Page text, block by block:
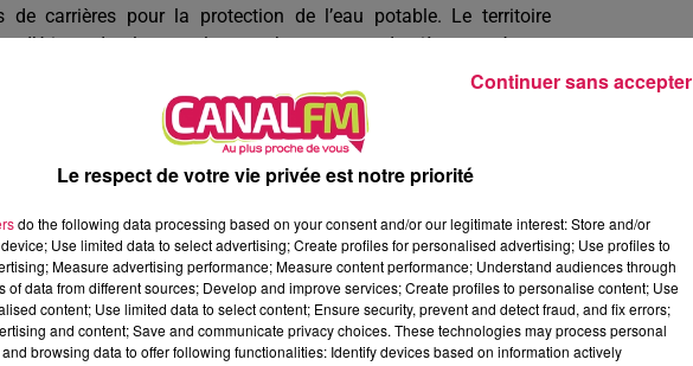
de carrières pour la protection de l’eau potable. Le territoire
d’étiage de plus en plus nombreuses ces dernières années et
et le rejet d'importants volumes d’eau. Pour pallier ce
d’eau potable, en partenariat avec les carriers Eurovia et
des carrières afin de la rendre propre à la consommation. L’État
de ce projet.
d’Avesnes-sur-Helpe comme capitale administrative de
a pour ambition de gagner en efficience en réunissant différents
des territoires et de la mer (DDTM), la Direction territoriale
nationale et les Finances publiques. L’ensemble des agents de
publiques sur le plateau Chémerault. •
Le respect de votre vie privée est notre priorité
do the following data processing based on your consent and/or our legitimate interest: Store and/or
Use limited data to select advertising; Create profiles for personalised advertising; Use profiles to
Measure advertising performance; Measure content performance; Understand audiences through
of data from different sources; Develop and improve services; Create profiles to personalise content; Use
content; Use limited data to select content; Ensure security, prevent and detect fraud, and fix errors;
and content; Save and communicate privacy choices. These technologies may process personal
browsing data to offer following functionalities: Identify devices based on information actively
Continuer sans accepter